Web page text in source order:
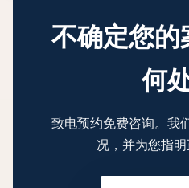
不确定您
何
致电预约免费咨询。我
况，并为您指明